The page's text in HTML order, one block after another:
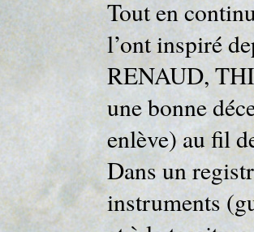
Tout en
l’ont inspiré
RENAUD,
une bonne
enlève) au fil
Dans un
instruments